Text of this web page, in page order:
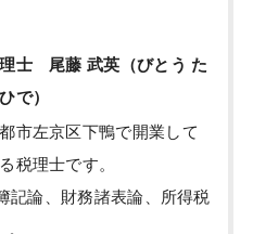
士 尾藤 武英（びとう た
で）
市左京区下鴨で開業して
税理士です。
記論、財務諸表論、所得税